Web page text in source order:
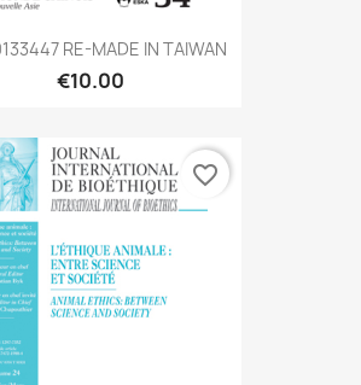
RE-MADE IN TAIWAN
€10.00
favorite_border